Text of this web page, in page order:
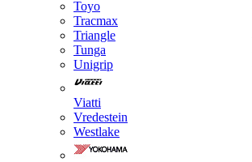
Toyo
Tracmax
Triangle
Tunga
Unigrip
Viatti
Vredestein
Westlake